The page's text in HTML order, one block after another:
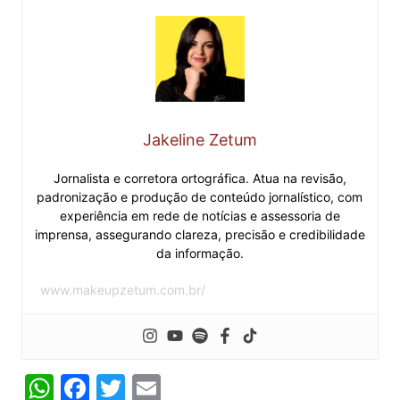
Jakeline Zetum
Jornalista e corretora ortográfica. Atua na revisão,
padronização e produção de conteúdo jornalístico, com
experiência em rede de notícias e assessoria de
imprensa, assegurando clareza, precisão e credibilidade
da informação.
www.makeupzetum.com.br/
W F T E